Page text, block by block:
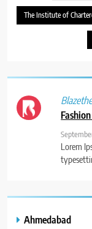
The Institute of
Lorem
Ahmedabad